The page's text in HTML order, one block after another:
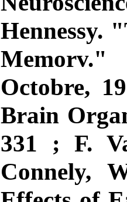
Hennessy.
Memorv."
Octobre,
Brain
331 ; F.
Connely,